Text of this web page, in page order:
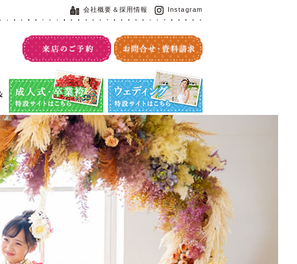
会社概要＆採用情報 Instagram
成人式・卒業袴特設サイト ウエディング特設サイト